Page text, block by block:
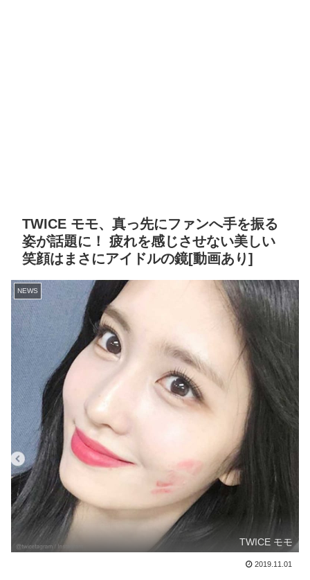
TWICE モモ、真っ先にファンへ手を振る
姿が話題に！ 疲れを感じさせない美しい
笑顔はまさにアイドルの鏡[動画あり]
NEWS
TWICE モモ
2019.11.01